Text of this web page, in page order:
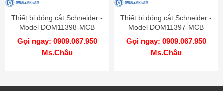
Thiết bị đóng cắt Schneider -
Model DOM11398-MCB
Gọi ngay: 0909.067.950
Ms.Châu
Thiết bị đóng cắt Schneider -
Model DOM11397-MCB
Gọi ngay: 0909.067.950
Ms.Châu